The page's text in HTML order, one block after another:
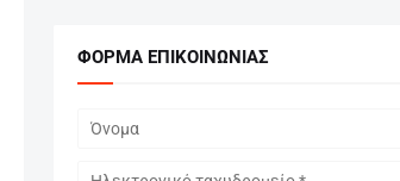
ΦΌΡΜΑ ΕΠΙΚΟΙΝΩΝΊΑΣ